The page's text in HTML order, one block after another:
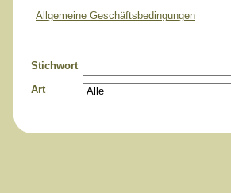
Allgemeine Geschäftsbedingungen
Stichwort
Art